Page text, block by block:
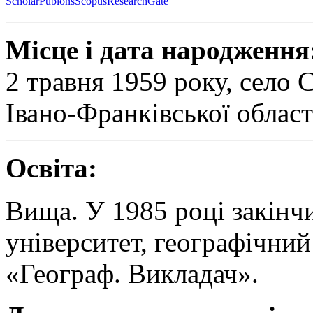
Місце і дата
2 травня 1959 року, село
Івано-Франківської
Освіта:
Вища. У 1985 році
університет,
«Географ. Викладач».